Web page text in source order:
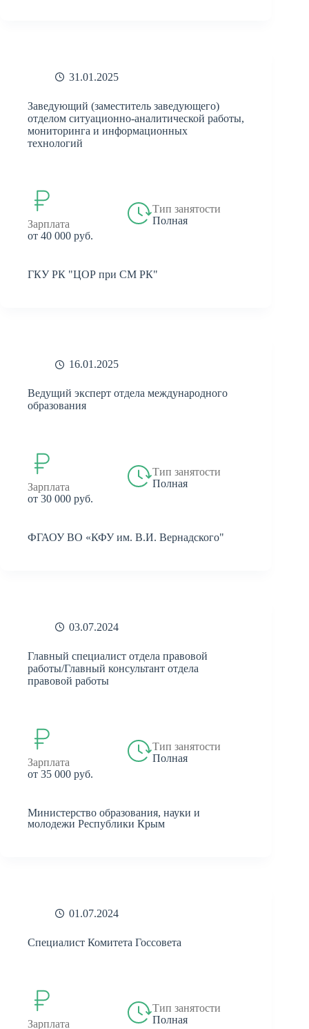
31.01.2025
Заведующий (заместитель заведующего)
отделом ситуационно-аналитической работы,
мониторинга и информационных
технологий
Зарплата
от 40 000 руб.
Тип занятости
Полная
ГКУ РК "ЦОР при СМ РК"
16.01.2025
Ведущий эксперт отдела международного
образования
Зарплата
от 30 000 руб.
Тип занятости
Полная
ФГАОУ ВО «КФУ им. В.И. Вернадского"
03.07.2024
Главный специалист отдела правовой
работы/Главный консультант отдела
правовой работы
Зарплата
от 35 000 руб.
Тип занятости
Полная
Министерство образования, науки и
молодежи Республики Крым
01.07.2024
Специалист Комитета Госсовета
Зарплата
Тип занятости
Полная